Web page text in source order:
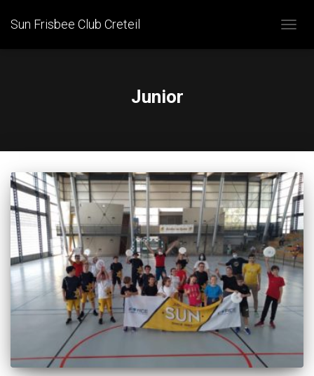
Sun Frisbee Club Creteil
Junior